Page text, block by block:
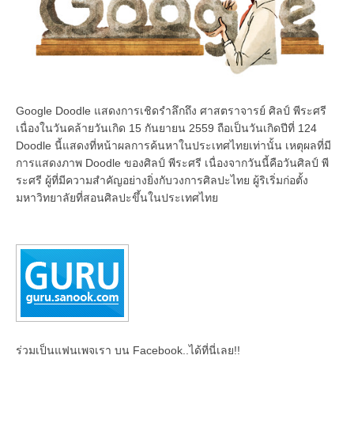
Google Doodle แสดงการเชิดรำลึกถึง ศาสตราจารย์ ศิลป์ พีระศรี
เนื่องในวันคล้ายวันเกิด 15 กันยายน 2559 ถือเป็นวันเกิดปีที่ 124
Doodle นี้แสดงที่หน้าผลการค้นหาในประเทศไทยเท่านั้น เหตุผลที่มี
การแสดงภาพ Doodle ของศิลป์ พีระศรี เนื่องจากวันนี้คือวันศิลป์ พี
ระศรี ผู้ที่มีความสำคัญอย่างยิ่งกับวงการศิลปะไทย ผู้ริเริ่มก่อตั้ง
มหาวิทยาลัยที่สอนศิลปะขึ้นในประเทศไทย
ร่วมเป็นแฟนเพจเรา บน Facebook..ได้ที่นี่เลย!!